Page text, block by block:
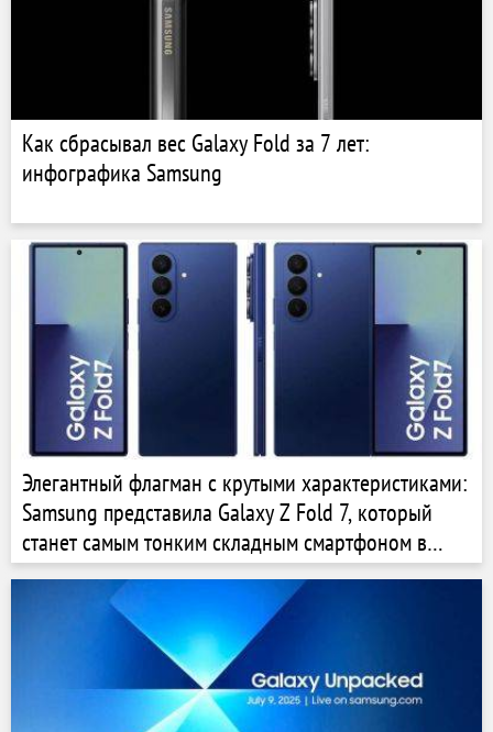
Как сбрасывал вес Galaxy Fold за 7 лет:
инфографика Samsung
Элегантный флагман с крутыми характеристиками:
Samsung представила Galaxy Z Fold 7, который
станет самым тонким складным смартфоном в
линейке